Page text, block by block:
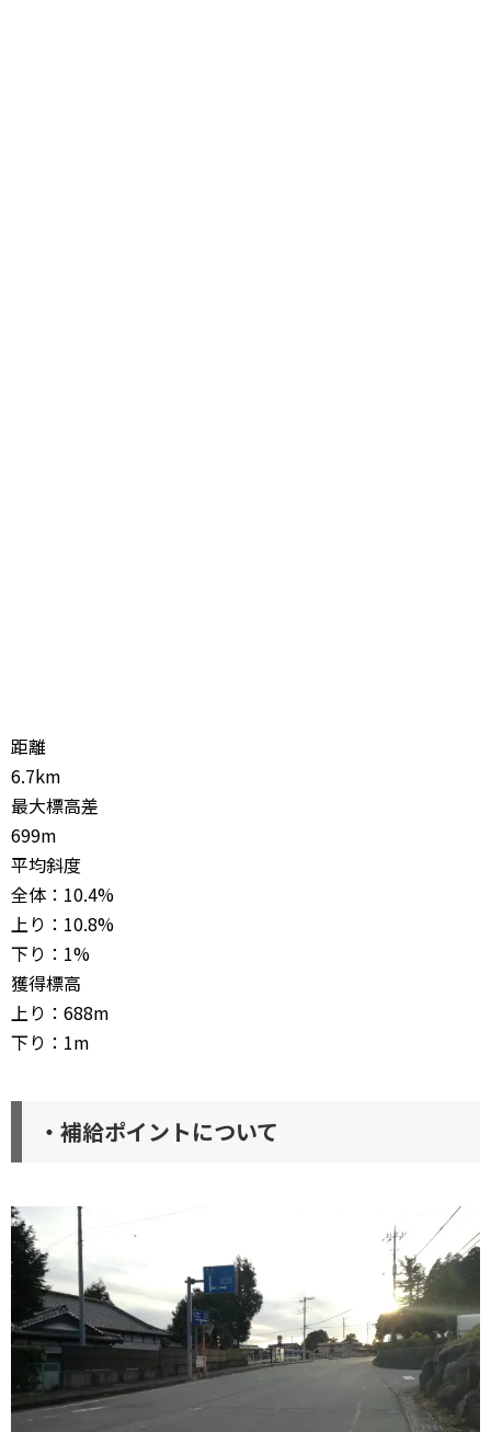
距離
6.7km
最大標高差
699m
平均斜度
全体：10.4%
上り：10.8%
下り：1%
獲得標高
上り：688m
下り：1m
・補給ポイントについて